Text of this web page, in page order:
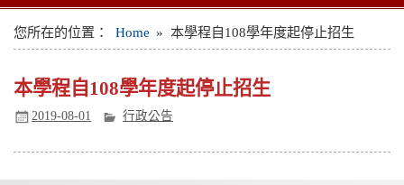
您所在的位置： Home 本學程自108學年度起停止招生
本學程自108學年度起停止招生
2019-08-01 行政公告